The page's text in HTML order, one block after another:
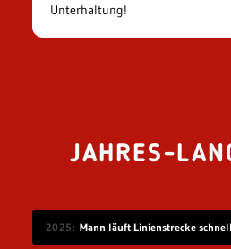
Unterhaltung!
JAHRES-
2025